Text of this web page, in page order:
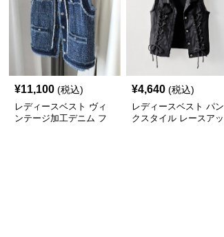
¥11,100 (税込)
レディースベスト ヴィ
ンテージ加工デニム フ
¥4,640 (税込)
レディースベスト パン
クスタイル レースアッ